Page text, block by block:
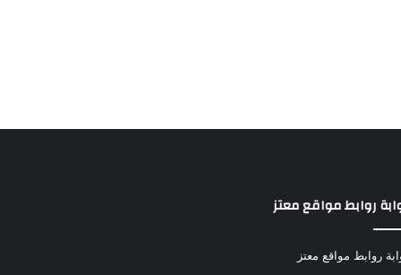
روابط مواقع معتز
روابط مواقع معتز